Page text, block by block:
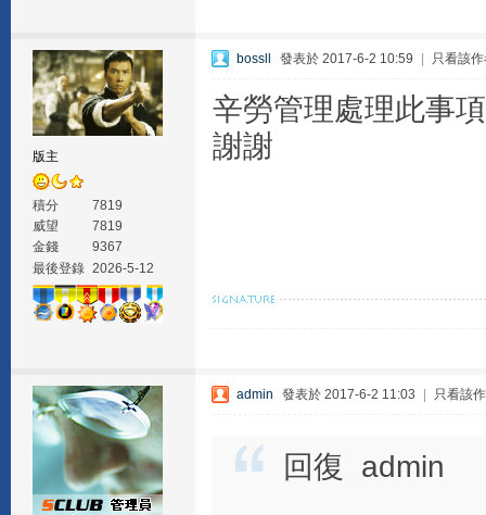
版主
積分
7819
威望
7819
金錢
9367
最後登錄 2026-5-12
bossll 發表於 2017-6-2 10:59 只看該
辛勞管理處理此事項
謝謝
admin 發表於 2017-6-2 11:03 只看該
回復 admin